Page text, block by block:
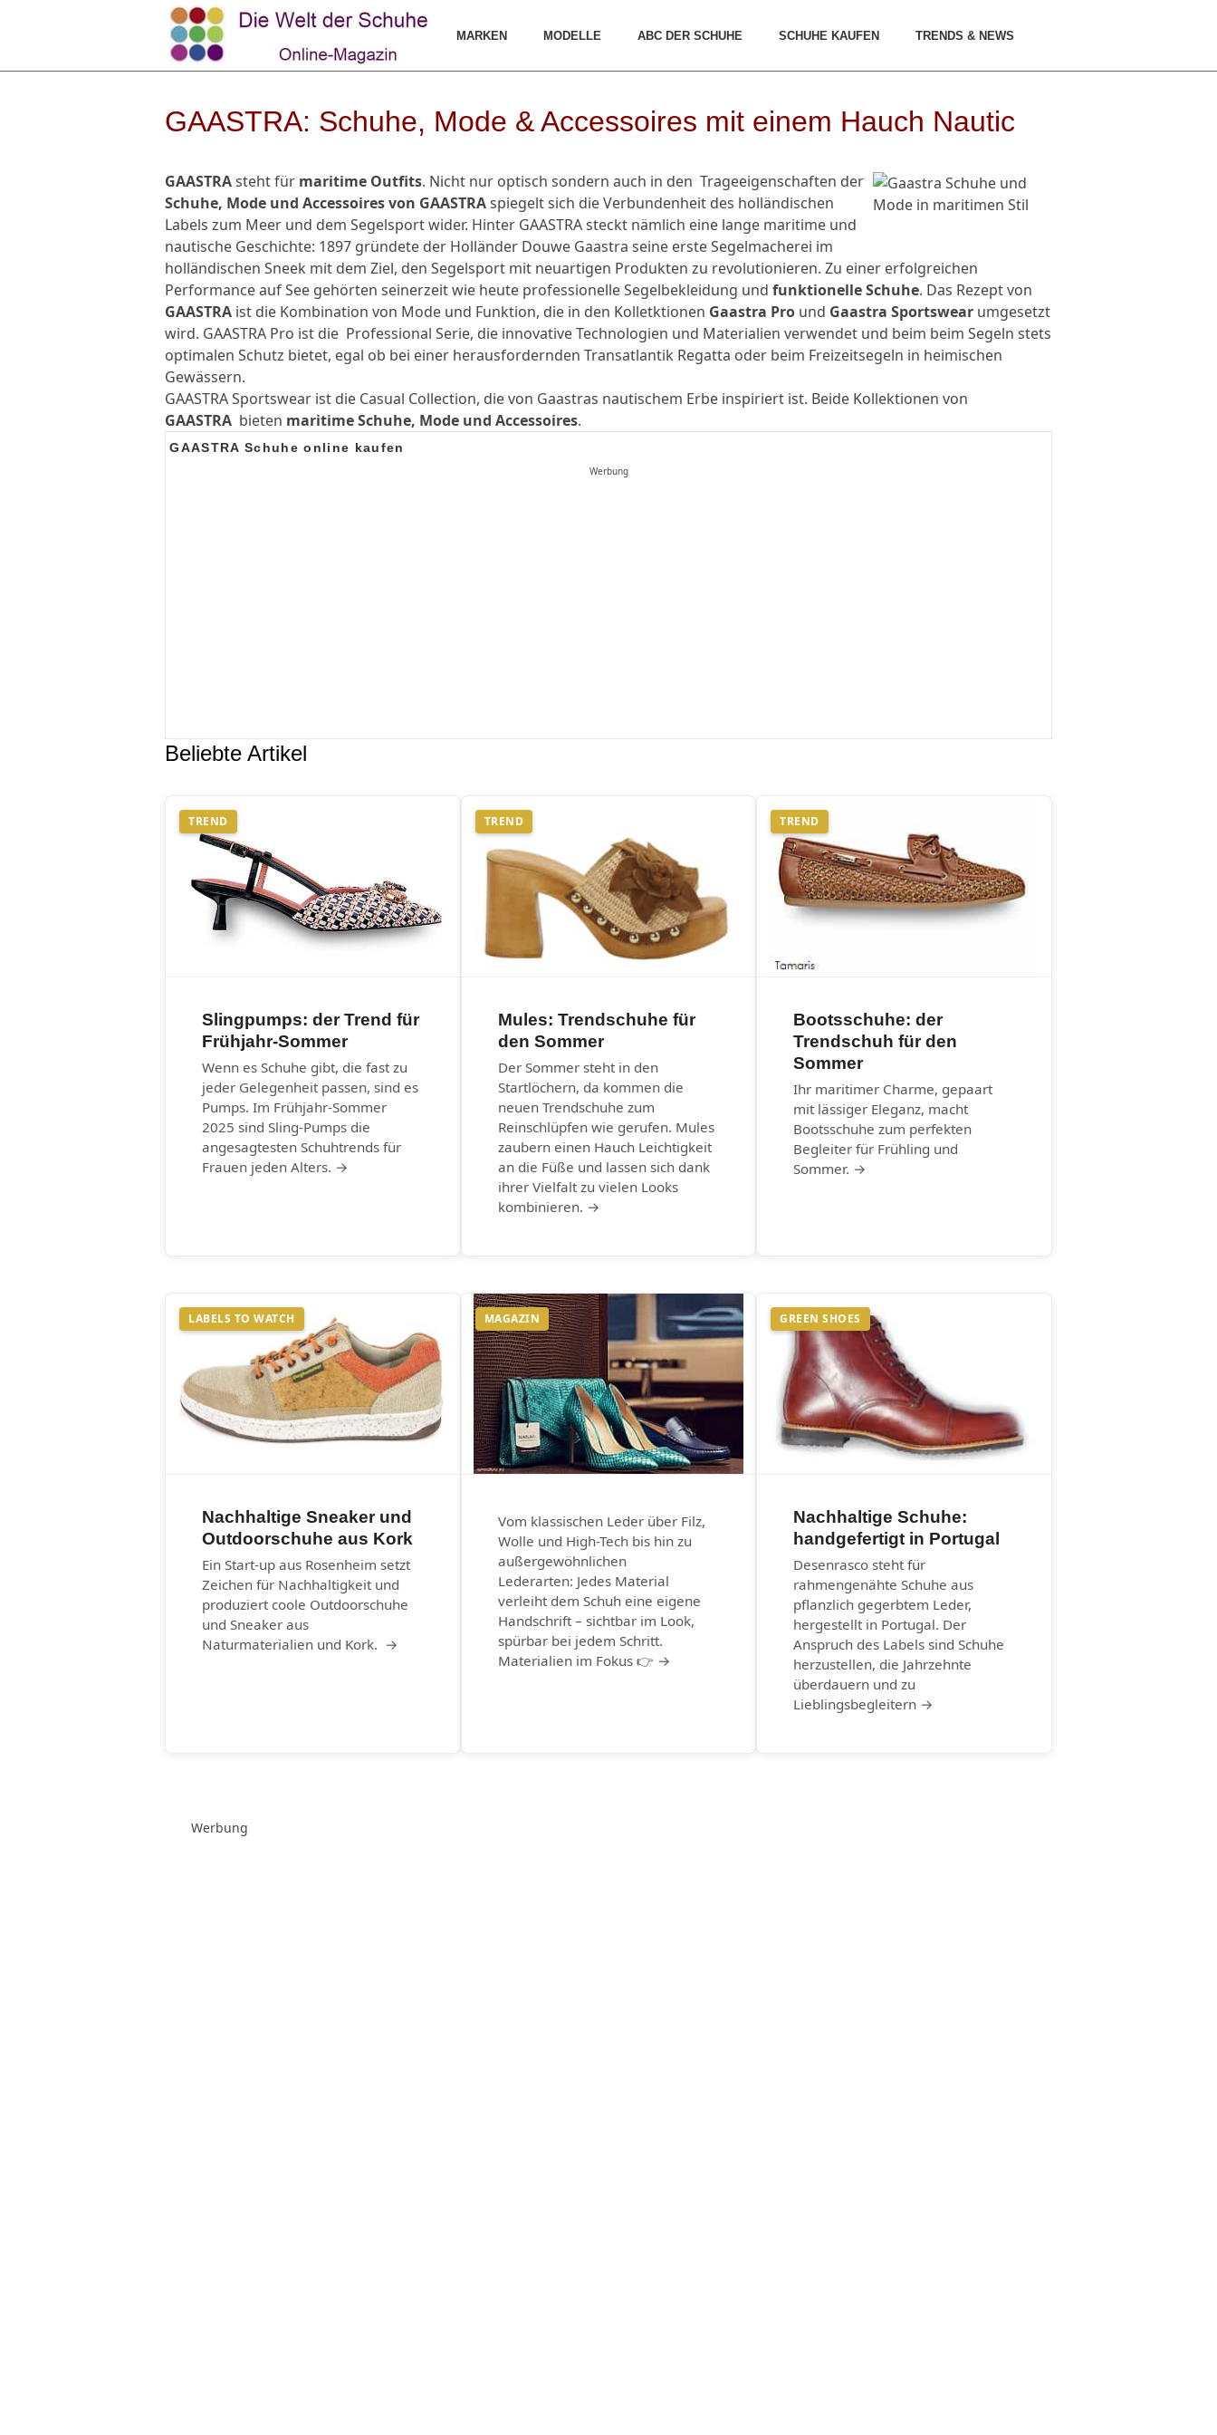
MARKEN MODELLE ABC DER SCHUHE SCHUHE KAUFEN TRENDS & NEWS
GAASTRA: Schuhe, Mode & Accessoires mit einem Hauch Nautic
GAASTRAsteht für maritime Outfits. Nicht nur optisch sondern auch in den Trageeigenschaften der
Schuhe, Mode und Accessoires von GAASTRAspiegelt sich die Verbundenheit des holländischen
Labels zum Meer und dem Segelsport wider. Hinter GAASTRA steckt nämlich eine lange maritime und
nautische Geschichte: 1897 gründete der Holländer Douwe Gaastra seine erste Segelmacherei im
holländischen Sneek mit dem Ziel, den Segelsport mit neuartigen Produkten zu revolutionieren. Zu einer erfolgreichen
Performance auf See gehörten seinerzeit wie heute professionelle Segelbekleidung und funktionelle Schuhe. Das Rezept von
GAASTRA ist die Kombination von Mode und Funktion, die in den Kolletktionen Gaastra Pro und Gaastra Sportswear umgesetzt
wird. GAASTRA Pro ist die Professional Serie, die innovative Technologien und Materialien verwendet und beim beim Segeln stets
optimalen Schutz bietet, egal ob bei einer herausfordernden Transatlantik Regatta oder beim Freizeitsegeln in heimischen
Gewässern.
GAASTRA Sportswear ist die Casual Collection, die von Gaastras nautischem Erbe inspiriert ist. Beide Kollektionen von
GAASTRA bieten maritime Schuhe, Mode und Accessoires.
GAASTRA Schuhe online kaufen
Werbung
Beliebte Artikel
TREND
Slingpumps: der Trend für
Frühjahr-Sommer
Wenn es Schuhe gibt, die fast zu
jeder Gelegenheit passen, sind es
Pumps. Im Frühjahr-Sommer
2025 sind Sling-Pumps die
angesagtesten Schuhtrends für
Frauen jeden Alters. →
TREND
Mules: Trendschuhe für
den Sommer
Der Sommer steht in den
Startlöchern, da kommen die
neuen Trendschuhe zum
Reinschlüpfen wie gerufen. Mules
zaubern einen Hauch Leichtigkeit
an die Füße und lassen sich dank
ihrer Vielfalt zu vielen Looks
kombinieren. →
TREND
Bootsschuhe: der
Trendschuh für den
Sommer
Ihr maritimer Charme, gepaart
mit lässiger Eleganz, macht
Bootsschuhe zum perfekten
Begleiter für Frühling und
Sommer. →
LABELS TO WATCH
Nachhaltige Sneaker und
Outdoorschuhe aus Kork
Ein Start-up aus Rosenheim setzt
Zeichen für Nachhaltigkeit und
produziert coole Outdoorschuhe
und Sneaker aus
Naturmaterialien und Kork. →
MAGAZIN
Vom klassischen Leder über Filz,
Wolle und High-Tech bis hin zu
außergewöhnlichen
Lederarten: Jedes Material
verleiht dem Schuh eine eigene
Handschrift – sichtbar im Look,
spürbar bei jedem Schritt.
Materialien im Fokus 👉 →
GREEN SHOES
Nachhaltige Schuhe:
handgefertigt in Portugal
Desenrasco steht für
rahmengenähte Schuhe aus
pflanzlich gegerbtem Leder,
hergestellt in Portugal. Der
Anspruch des Labels sind Schuhe
herzustellen, die Jahrzehnte
überdauern und zu
Lieblingsbegleitern →
Werbung